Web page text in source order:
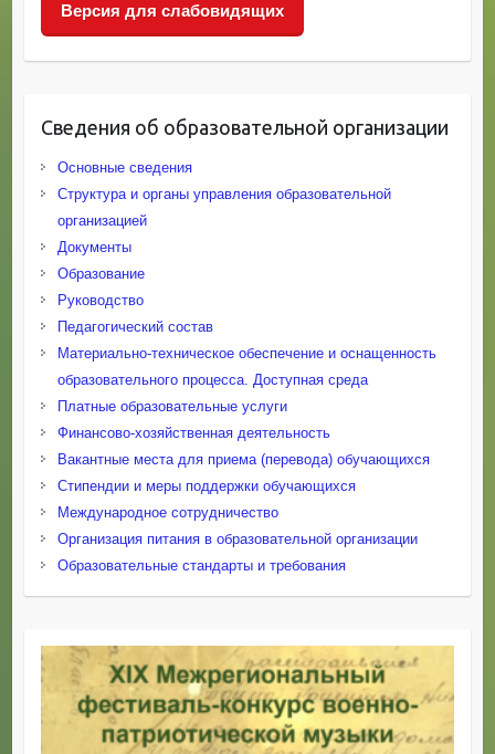
Версия для слабовидящих
Сведения об образовательной организации
Основные сведения
Структура и органы управления образовательной
организацией
Документы
Образование
Руководство
Педагогический состав
Материально-техническое обеспечение и оснащенность
образовательного процесса. Доступная среда
Платные образовательные услуги
Финансово-хозяйственная деятельность
Вакантные места для приема (перевода) обучающихся
Стипендии и меры поддержки обучающихся
Международное сотрудничество
Организация питания в образовательной организации
Образовательные стандарты и требования